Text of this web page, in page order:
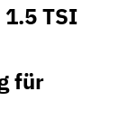
TSI
für